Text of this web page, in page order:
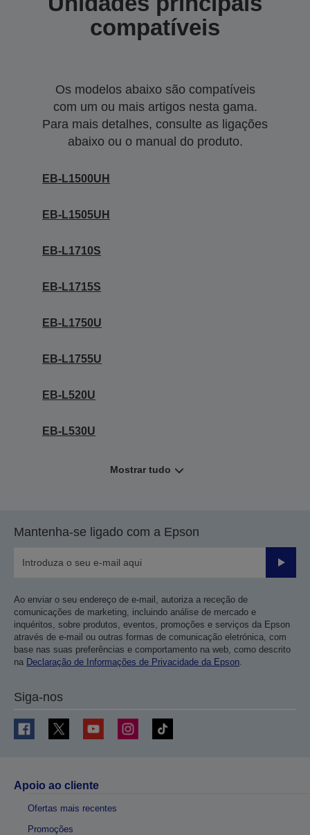
compatíveis
Os modelos abaixo são compatíveis
com um ou mais artigos nesta gama.
Para mais detalhes, consulte as ligações
abaixo ou o manual do produto.
EB-L1500UH
EB-L1505UH
EB-L1710S
EB-L1715S
EB-L1750U
EB-L1755U
EB-L520U
EB-L530U
Mostrar tudo
Mantenha-se ligado com a Epson
Enviar
Ao enviar o seu endereço de e-mail, autoriza a receção de
comunicações de marketing, incluindo análise de mercado e
inquéritos, sobre produtos, eventos, promoções e serviços da Epson
através de e-mail ou outras formas de comunicação eletrónica, com
base nas suas preferências e comportamento na web, como descrito
na Declaração de Informações de Privacidade da Epson.
Siga-nos
Apoio ao cliente
Ofertas mais recentes
Promoções